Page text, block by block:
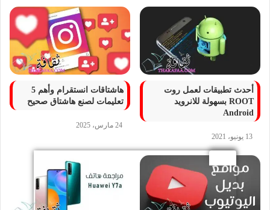
أحدث تطبيقات لعمل روت
ROOT بسهولة للانرويد
Android
13 يونيو، 2021
هاشتاقات انستقرام وأهم 5
تعليمات لصنع هاشتاق صحيح
24 مارس، 2025